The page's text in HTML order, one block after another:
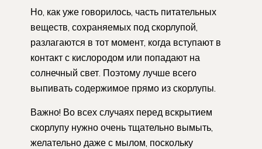
Но, как уже говорилось, часть питательных
веществ, сохраняемых под скорлупой,
разлагаются в тот момент, когда вступают в
контакт с кислородом или попадают на
солнечный свет. Поэтому лучше всего
выпивать содержимое прямо из скорлупы.
Важно! Во всех случаях перед вскрытием
скорлупу нужно очень тщательно вымыть,
желательно даже с мылом, поскольку